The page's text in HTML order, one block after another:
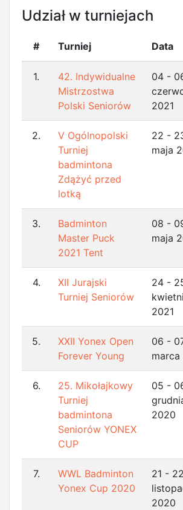
Udział w turniejach
# Turniej Data
1.
42. Indywidualne
Mistrzostwa
Polski Seniorów
04 -
2021
2.
V Ogólnopolski
Turniej
badmintona
Zdążyć przed
lotką
22 -
maja
3.
Badminton
Master Puck
2021 Tent
08 -
maja
4.
XII Jurajski
Turniej Seniorów
24 -
2021
5.
XXII Yonex Open
Forever Young
06 -
marca
6.
25. Mikołajkowy
Turniej
badmintona
Seniorów YONEX
CUP
05 -
2020
7.
WWL Badminton
Yonex Cup 2020
21 - 22
2020